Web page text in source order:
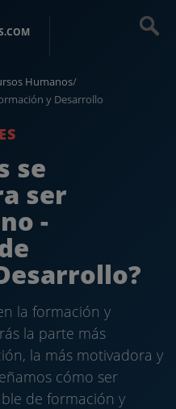
Humanos/
y Desarrollo
se
ser
-
la formación y
la parte más
la más motivadora y
cómo ser
de formación y